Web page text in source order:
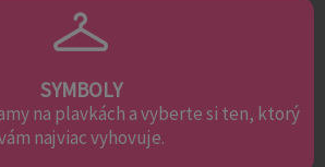
SYMBOLY
na plavkách a vyberte si ten, ktorý
najviac vyhovuje.